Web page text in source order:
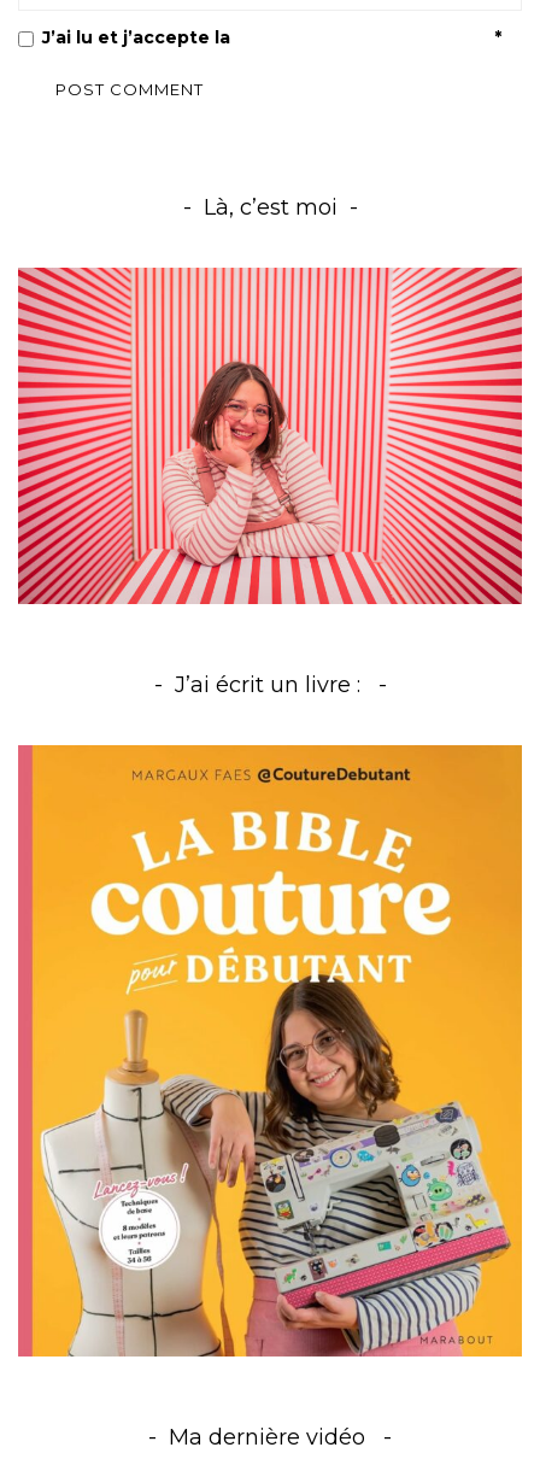
J’ai lu et j’accepte la *
Là, c’est moi
J’ai écrit un livre :
Ma dernière vidéo